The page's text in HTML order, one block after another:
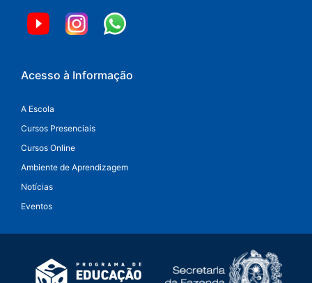
Acesso à Informação
A Escola
Cursos Presenciais
Cursos Online
Ambiente de Aprendizagem
Notícias
Eventos